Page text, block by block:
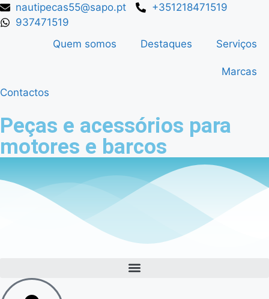
nautipecas55@sapo.pt
+351218471519
937471519
Quem somos
Destaques Serviços
Marcas
Contactos
Peças e acessórios para
motores e barcos